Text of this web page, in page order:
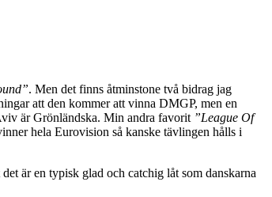
. Men det finns åtminstone två bidrag jag
att den kommer att vinna DMGP, men en
är Grönländska. Min andra favorit ”League Of
hela Eurovision så kanske tävlingen hålls i
är en typisk glad och catchig låt som danskarna